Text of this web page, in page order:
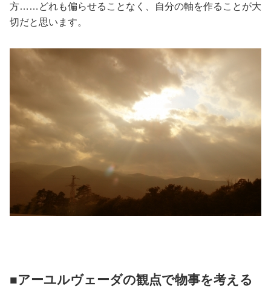
方……どれも偏らせることなく、自分の軸を作ることが大
切だと思います。
■アーユルヴェーダの観点で物事を考える